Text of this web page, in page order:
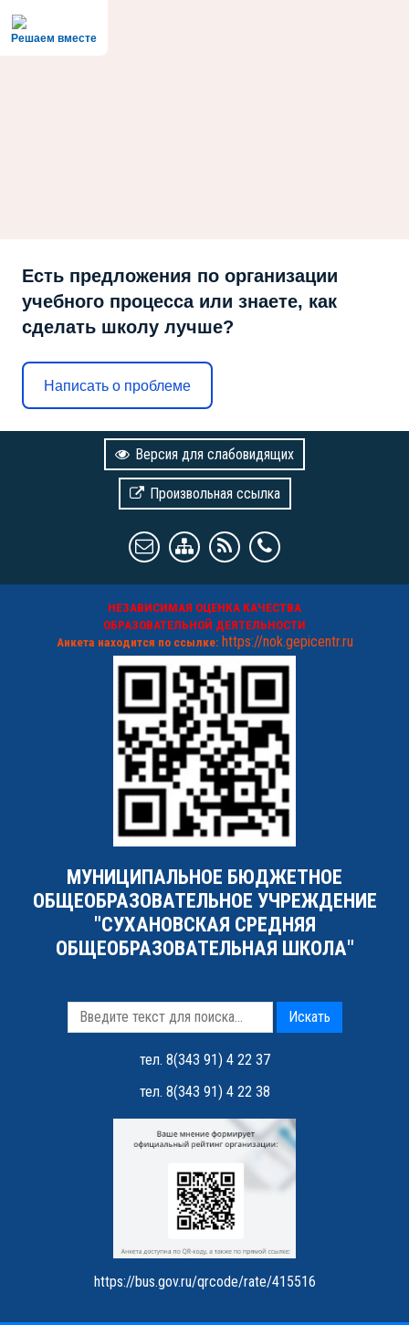
Решаем вместе
Есть предложения по организации
учебного процесса или знаете, как
сделать школу лучше?
Написать о проблеме
Версия для слабовидящих
Произвольная ссылка
НЕЗАВИСИМАЯ ОЦЕНКА КАЧЕСТВА
ОБРАЗОВАТЕЛЬНОЙ ДЕЯТЕЛЬНОСТИ
Анкета находится по ссылке: https://nok.gepicentr.ru
МУНИЦИПАЛЬНОЕ БЮДЖЕТНОЕ
ОБЩЕОБРАЗОВАТЕЛЬНОЕ УЧРЕЖДЕНИЕ
"СУХАНОВСКАЯ СРЕДНЯЯ
ОБЩЕОБРАЗОВАТЕЛЬНАЯ ШКОЛА"
Искать
тел. 8(343 91) 4 22 37
тел. 8(343 91) 4 22 38
https://bus.gov.ru/qrcode/rate/415516